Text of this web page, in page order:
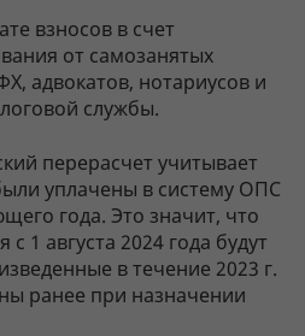
взносов в счет
от самозанятых
адвокатов, нотариусов и
службы.
перерасчет учитывает
уплачены в систему ОПС
года. Это значит, что
1 августа 2024 года будут
в течение 2023 г.
ранее при назначении